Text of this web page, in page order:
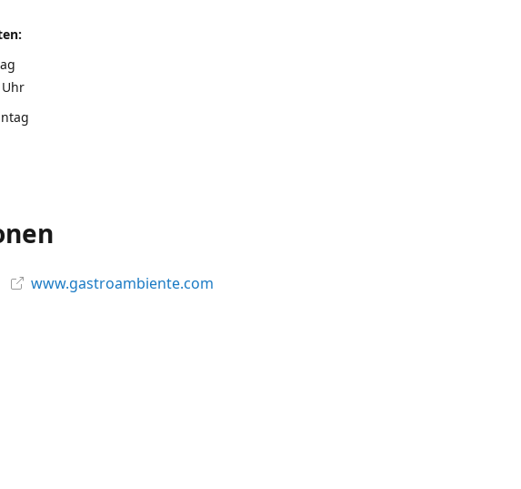
Uhr
www.gastroambiente.com